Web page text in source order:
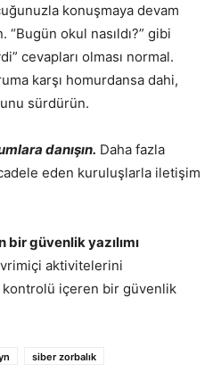
konuşmaya devam
okul nasıldı?” gibi
cevapları olması normal.
karşı homurdansa dahi,
sürdürün.
danışın. Daha fazla
eden kuruluşlarla iletişim
güvenlik yazılımı
aktivitelerini
içeren bir güvenlik
siber zorbalık